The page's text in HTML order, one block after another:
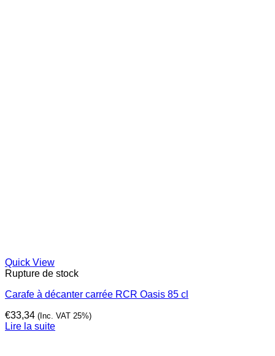
Quick View
Rupture de stock
Carafe à décanter carrée RCR Oasis 85 cl
€33,34 (Inc. VAT 25%)
Lire la suite